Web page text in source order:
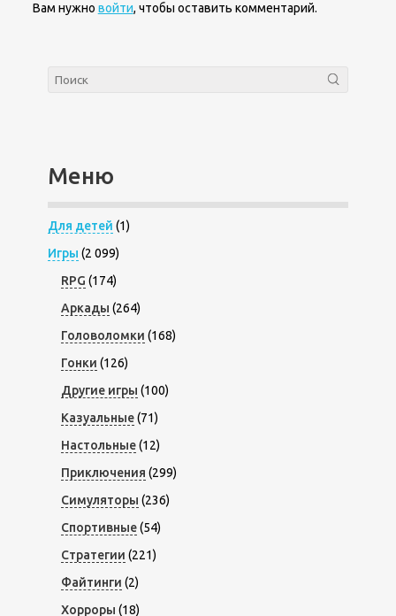
Вам нужно войти, чтобы оставить комментарий.
Меню
Для детей (1)
Игры (2 099)
RPG (174)
Аркады (264)
Головоломки (168)
Гонки (126)
Другие игры (100)
Казуальные(71)
Настольные(12)
Приключения (299)
Симуляторы (236)
Спортивные(54)
Стратегии (221)
Файтинги (2)
Хорроры (18)